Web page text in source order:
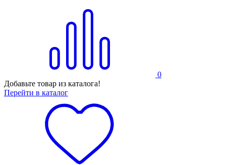
0
Добавьте товар из каталога!
Перейти в каталог